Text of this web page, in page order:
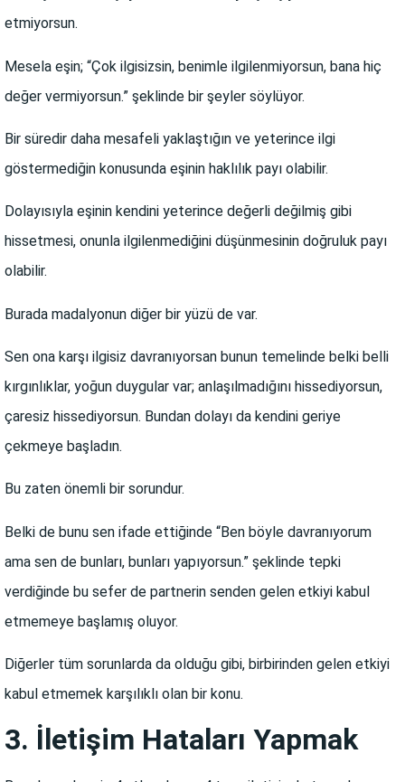
etmiyorsun.
Mesela eşin; “Çok ilgisizsin, benimle ilgilenmiyorsun, bana hiç
değer vermiyorsun.” şeklinde bir şeyler söylüyor.
Bir süredir daha mesafeli yaklaştığın ve yeterince ilgi
göstermediğin konusunda eşinin haklılık payı olabilir.
Dolayısıyla eşinin kendini yeterince değerli değilmiş gibi
hissetmesi, onunla ilgilenmediğini düşünmesinin doğruluk payı
olabilir.
Burada madalyonun diğer bir yüzü de var.
Sen ona karşı ilgisiz davranıyorsan bunun temelinde belki belli
kırgınlıklar, yoğun duygular var; anlaşılmadığını hissediyorsun,
çaresiz hissediyorsun. Bundan dolayı da kendini geriye
çekmeye başladın.
Bu zaten önemli bir sorundur.
Belki de bunu sen ifade ettiğinde “Ben böyle davranıyorum
ama sen de bunları, bunları yapıyorsun.” şeklinde tepki
verdiğinde bu sefer de partnerin senden gelen etkiyi kabul
etmemeye başlamış oluyor.
Diğerler tüm sorunlarda da olduğu gibi, birbirinden gelen etkiyi
kabul etmemek karşılıklı olan bir konu.
3. İletişim Hataları Yapmak